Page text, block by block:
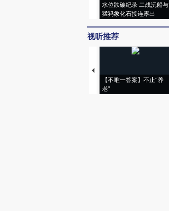
水位跌破纪录 二战沉船与
猛犸象化石接连露出
视听推荐
【不唯一答案】不止“养
老”